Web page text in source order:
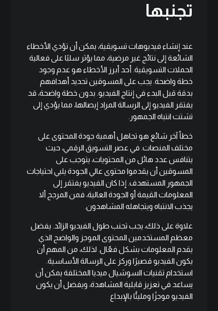
تجنبها
عند إنشاء فيديوهات تسويقية، يمكن أن تؤدي الأخطاء
الشائعة إلى نتائج غير مرضية، مما يؤثر سلبًا على فعالية
الحملات التسويقية. أحد أبرز الأخطاء هو عدم وجود
خطة واضحة. يجب على المسوقين تحديد أهدافهم
بدقة قبل البدء في إنتاج الفيديو. بدون خطة واضحة، قد
يفتقر الفيديو إلى الرسالة المراد إيصالها، مما يؤدي إلى
تشتت انتباه الجمهور.
خطأ آخر شائع هو تجاهل أهمية جودة المحتوى على
مختلف المنصات. في عصر التسويق الرقمي، حيث
يتنافس عدد هائل من المحتويات، يتوجب على
المسوقين أن يقدموا محتوى عالي الجودة يلبي احتياجات
الجمهور المستهدف. إذا كان الفيديو يفتقر إلى
المعلومات القيمة أو الجودة العالية، فمن المرجح ألا
يجذب الانتباه ويتجاهله المشاهدون.
علاوة على ذلك، يجب تجنب طول الفيديو الزائد. يفضل
معظم المستخدمين المحتوى الموجز والواضح الذي
يقدم المعلومات بشكل فعّال. لذلك، من المهم أن
يكون الفيديو قصيرًا وركز على الرسالة الأساسية.
استخدام تقنيات السوشيال ميديا المختلفة يمكن أن
يساعد في تعزيز قابلية المشاهدة، ويفضل أن يكون
الفيديو موجزًا ومليئًا بالإبداع